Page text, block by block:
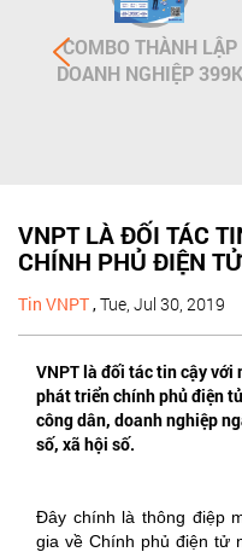
COMBO THÀNH LẬP
DOANH NGHIỆP 399K
VNPT LÀ ĐỐI TÁC
CHÍNH PHỦ ĐIỆN
Tin VNPT,Tue, Jul 30, 2019
VNPT là đối tác tin cậy với
phát triển chính phủ điện
công dân, doanh nghiệp
số, xã hội số.
Đây chính là thông điệp
gia về Chính phủ điện tử